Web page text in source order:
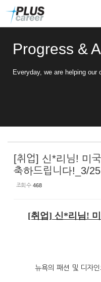
Progress &
Everyday, we are helping our
[취업] 신*리님! 미
축하드립니다!_3/25
조회 수 468
[취업] 신*리님!
뉴욕의 패션 및 디자